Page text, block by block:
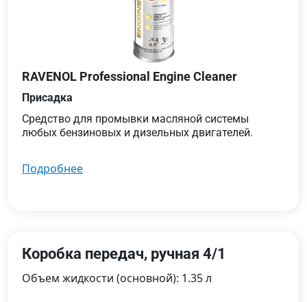
RAVENOL Professional Engine Cleaner
Присадка
Средство для промывки масляной системы
любых бензиновых и дизельных двигателей.
подробнее
Коробка передач, ручная 4/1
Объем жидкости (основной): 1.35 л